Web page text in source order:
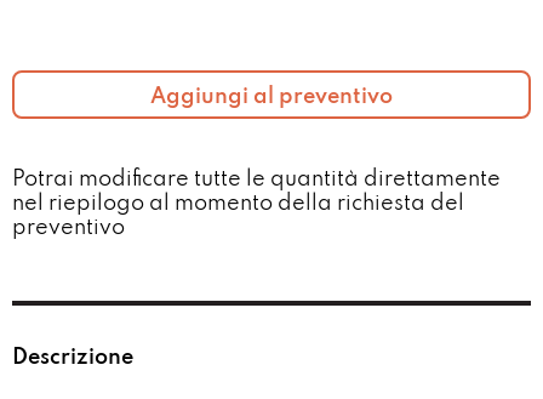
Aggiungi al preventivo
Potrai modificare tutte le quantità direttamente
nel riepilogo al momento della richiesta del
preventivo​
Descrizione